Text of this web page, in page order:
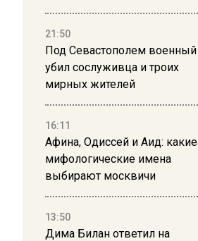
21:50
Под Севастополем военный
убил сослуживца и троих
мирных жителей
16:11
Афина, Одиссей и Аид: какие
мифологические имена
выбирают москвичи
13:50
Дима Билан ответил на